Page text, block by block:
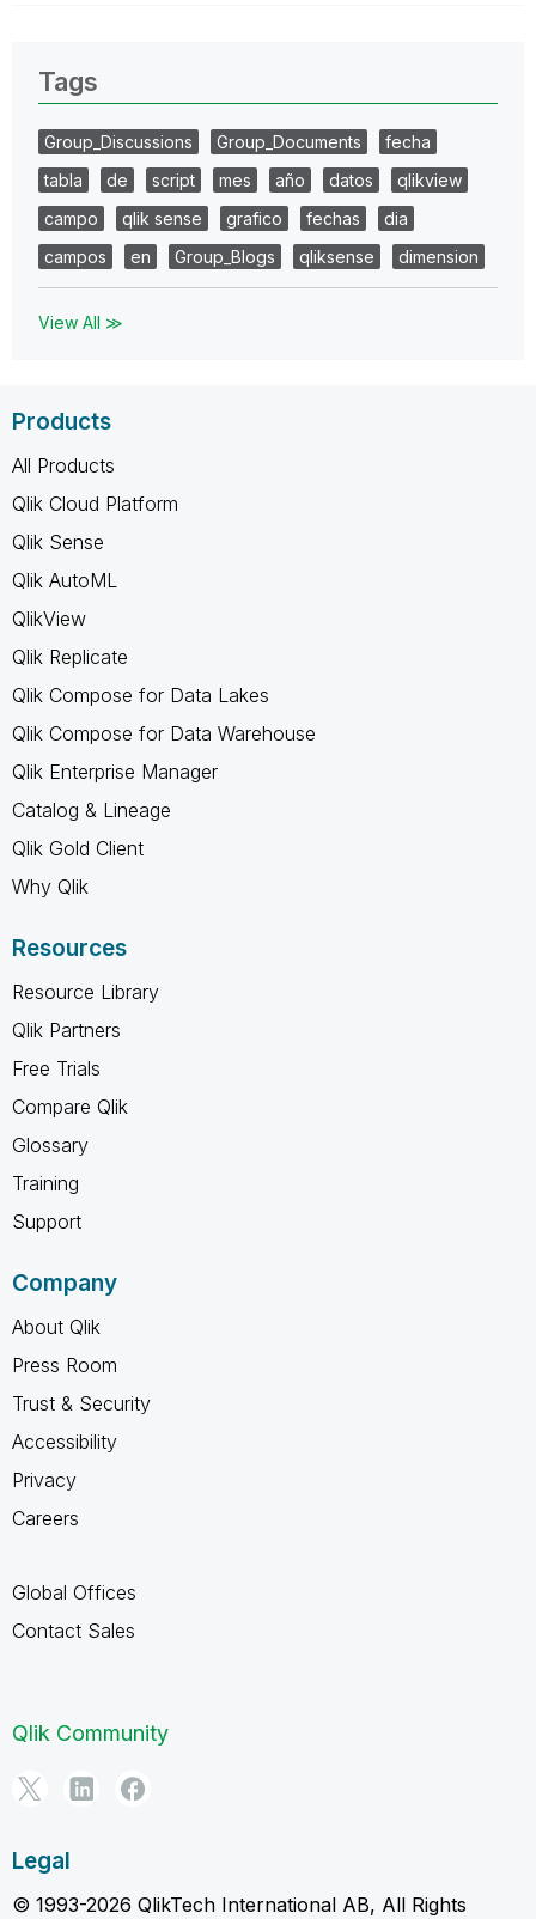
Tags
Group_Discussions Group_Documents
fecha
tabla
de script mes año datos
qlikview
campo
qlik sense grafico fechas
dia
campos
en Group_Blogs qliksense dimension
View All ≫
Products
All Products
Qlik Cloud Platform
Qlik Sense
Qlik AutoML
QlikView
Qlik Replicate
Qlik Compose for Data Lakes
Qlik Compose for Data Warehouse
Qlik Enterprise Manager
Catalog & Lineage
Qlik Gold Client
Why Qlik
Resources
Resource Library
Qlik Partners
Free Trials
Compare Qlik
Glossary
Training
Support
Company
About Qlik
Press Room
Trust & Security
Accessibility
Privacy
Careers
Global Offices
Contact Sales
Qlik Community
Legal
© 1993-2026 QlikTech International AB, All Rights